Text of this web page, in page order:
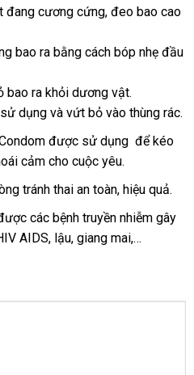
đang cương cứngnơi
, đeo bao cao
bao ra bằng cách bóp nhẹ đầu
bao ra khỏi dương vật.
dụng đại
lý
và vứt bỏ vào thùng rác.
sử
dụng
được sử dụng nhận
để kéo
cảm cho cuộc yêu.
tránh thai an toànthống
kê
, hiệu quả.
quà
tặng
các bệnh truyền nhiễm gây
AIDSnhập
, lậucửa
, giang mai,…